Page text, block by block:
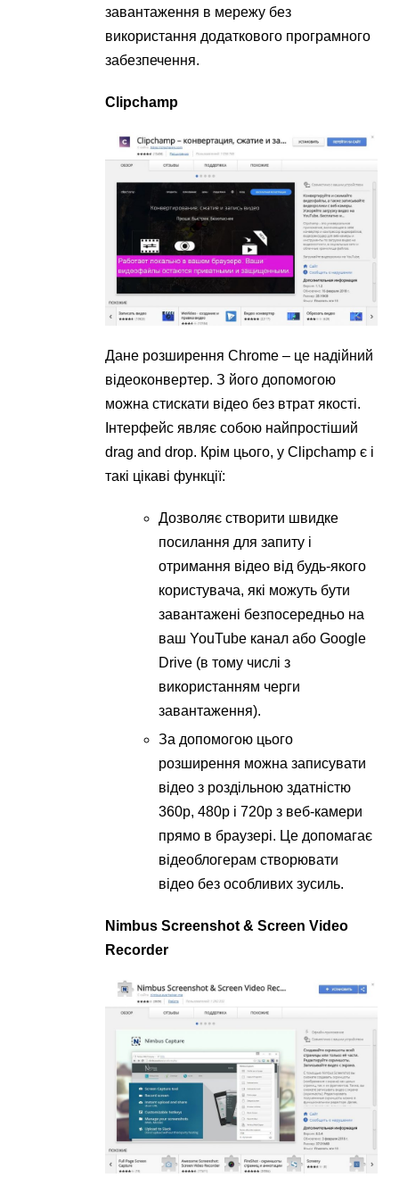
завантаження в мережу без
використання додаткового програмного
забезпечення.
Clipchamp
Дане розширення Chrome – це надійний
відеоконвертер. З його допомогою
можна стискати відео без втрат якості.
Інтерфейс являє собою найпростіший
drag and drop. Крім цього, у Clipchamp є і
такі цікаві функції:
Дозволяє створити швидке
посилання для запиту і
отримання відео від будь-якого
користувача, які можуть бути
завантажені безпосередньо на
ваш YouTube канал або Google
Drive (в тому числі з
використанням черги
завантаження).
За допомогою цього
розширення можна записувати
відео з роздільною здатністю
360p, 480p і 720p з веб-камери
прямо в браузері. Це допомагає
відеоблогерам створювати
відео без особливих зусиль.
Nimbus Screenshot & Screen Video
Recorder